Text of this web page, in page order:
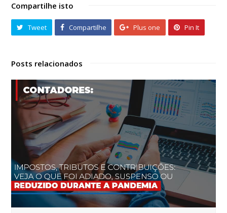
Compartilhe isto
Tweet Compartilhe Plus one Pin It
Posts relacionados